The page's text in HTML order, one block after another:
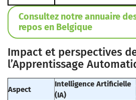
Consultez notre annuaire
repos en Belgique
Impact et perspectives
l’Apprentissage
Aspect
Intelligence Artificielle
(IA)